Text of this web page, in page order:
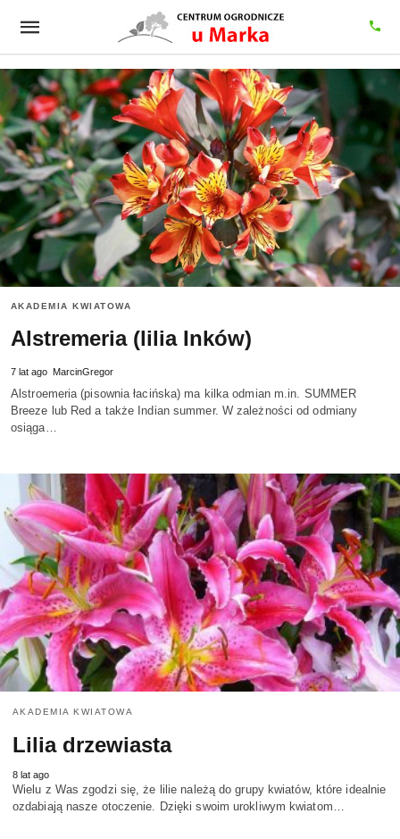
AKADEMIA KWIATOWA
Alstremeria (lilia Inków)
7 lat ago MarcinGregor
Alstroemeria (pisownia łacińska) ma kilka odmian m.in. SUMMER
Breeze lub Red a także Indian summer. W zależności od odmiany
osiąga…
AKADEMIA KWIATOWA
Lilia drzewiasta
8 lat ago
Wielu z Was zgodzi się, że lilie należą do grupy kwiatów, które idealnie
ozdabiają nasze otoczenie. Dzięki swoim urokliwym kwiatom…